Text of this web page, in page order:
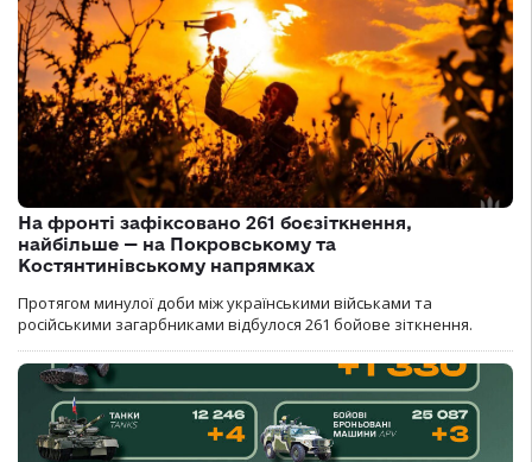
На фронті зафіксовано 261 боєзіткнення,
найбільше — на Покровському та
Костянтинівському напрямках
Протягом минулої доби між українськими військами та
російськими загарбниками відбулося 261 бойове зіткнення.